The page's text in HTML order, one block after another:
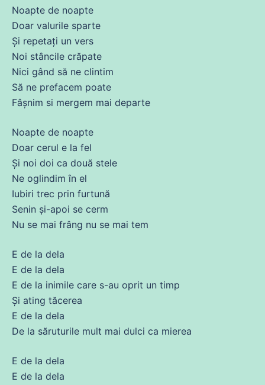
Noapte de noapte
Doar valurile sparte
Și repetați un vers
Noi stâncile crăpate
Nici gând să ne clintim
Să ne prefacem poate
Fâșnim si mergem mai departe
Noapte de noapte
Doar cerul e la fel
Și noi doi ca două stele
Ne oglindim în el
Iubiri trec prin furtună
Senin și-apoi se cerm
Nu se mai frâng nu se mai tem
E de la dela
E de la dela
E de la inimile care s-au oprit un timp
Și ating tăcerea
E de la dela
De la săruturile mult mai dulci ca mierea
E de la dela
E de la dela